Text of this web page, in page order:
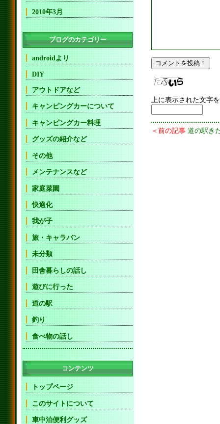
上に表示された文字
＜前の記事 道の駅き
2010年3月
ブログのカテゴリー
androidより
DIY
アウトドアなど
キャンピングカーについて
キャンピングカー料理
グッズの紹介など
その他
メンテナンスなど
家庭菜園
快適化
我が子
旅・キャラバン
未分類
田舎暮らしの話し
遊びに行った
道の駅
釣り
食べ物の話し
コンテンツ
トップページ
このサイトについて
車中泊便利グッズ